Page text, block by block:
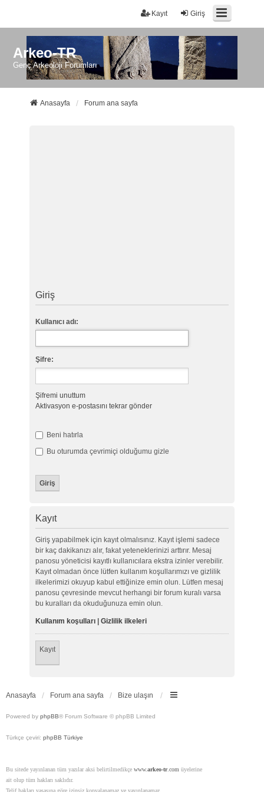
Giriş
Kayıt
Arkeo-TR
Genç Arkeoloji Forumları
Anasayfa Forum ana sayfa
Giriş
Kullanıcı adı:
Şifre:
Şifremi unuttum
Aktivasyon e-postasını tekrar gönder
Beni hatırla
Bu oturumda çevrimiçi olduğumu gizle
Kayıt
Giriş yapabilmek için kayıt olmalısınız. Kayıt işlemi sadece
bir kaç dakikanızı alır, fakat yeteneklerinizi arttırır. Mesaj
panosu yöneticisi kayıtlı kullanıcılara ekstra izinler verebilir.
Kayıt olmadan önce lütfen kullanım koşullarımızı ve gizlilik
ilkelerimizi okuyup kabul ettiğinize emin olun. Lütfen mesaj
panosu çevresinde mevcut herhangi bir forum kuralı varsa
bu kuralları da okuduğunuza emin olun.
Kullanım koşulları| Gizlilik ilkeleri
Kayıt
Anasayfa Forum ana sayfa Bize ulaşın
Powered by phpBB® Forum Software © phpBB Limited
Türkçe çeviri: phpBB Türkiye
Bu sitede yayınlanan tüm yazılar aksi belirtilmedikçe www.arkeo-tr.com üyelerine
ait olup tüm hakları saklıdır.
Telif hakları yasasına göre izinsiz kopyalanamaz ve yayınlanamaz.